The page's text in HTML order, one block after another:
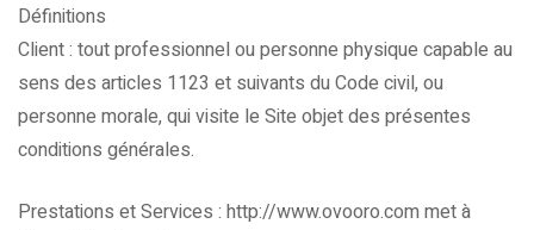
Définitions
Client : tout professionnel ou personne physique capable au
sens des articles 1123 et suivants du Code civil, ou
personne morale, qui visite le Site objet des présentes
conditions générales.
Prestations et Services : http://www.ovooro.com met à